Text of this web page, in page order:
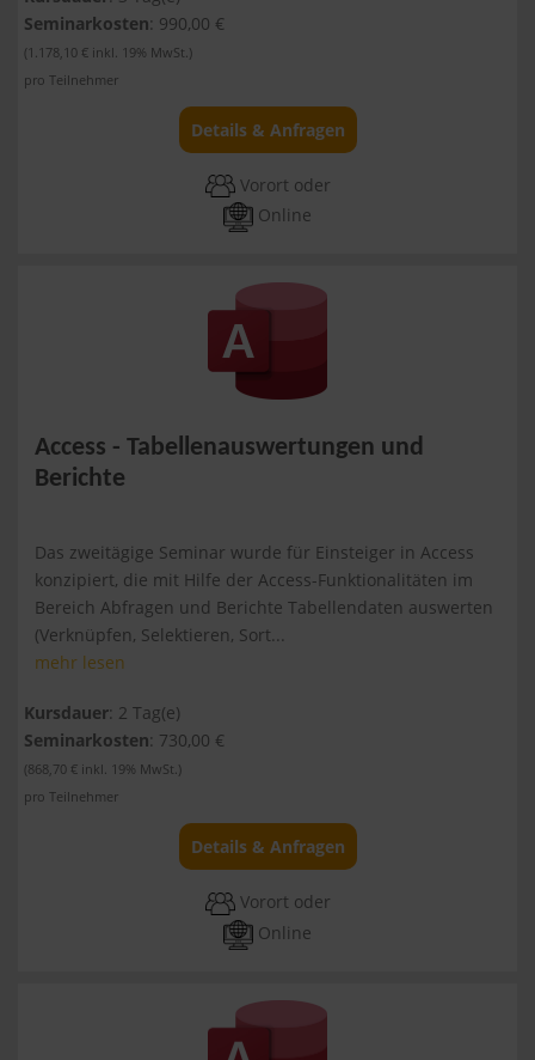
Seminarkosten: 990,00 €
(1.178,10 € inkl. 19% MwSt.)
pro Teilnehmer
Details & Anfragen
Vorort oder
Online
Access - Tabellenauswertungen und
Berichte
Das zweitägige Seminar wurde für Einsteiger in Access
konzipiert, die mit Hilfe der Access-Funktionalitäten im
Bereich Abfragen und Berichte Tabellendaten auswerten
(Verknüpfen, Selektieren, Sort...
mehr lesen
Kursdauer: 2 Tag(e)
Seminarkosten: 730,00 €
(868,70 € inkl. 19% MwSt.)
pro Teilnehmer
Details & Anfragen
Vorort oder
Online